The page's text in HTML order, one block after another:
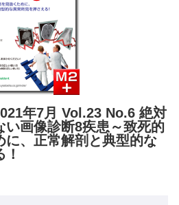
年7月 Vol.23 No.6 絶対
い画像診断8疾患～致死的
に、正常解剖と典型的な